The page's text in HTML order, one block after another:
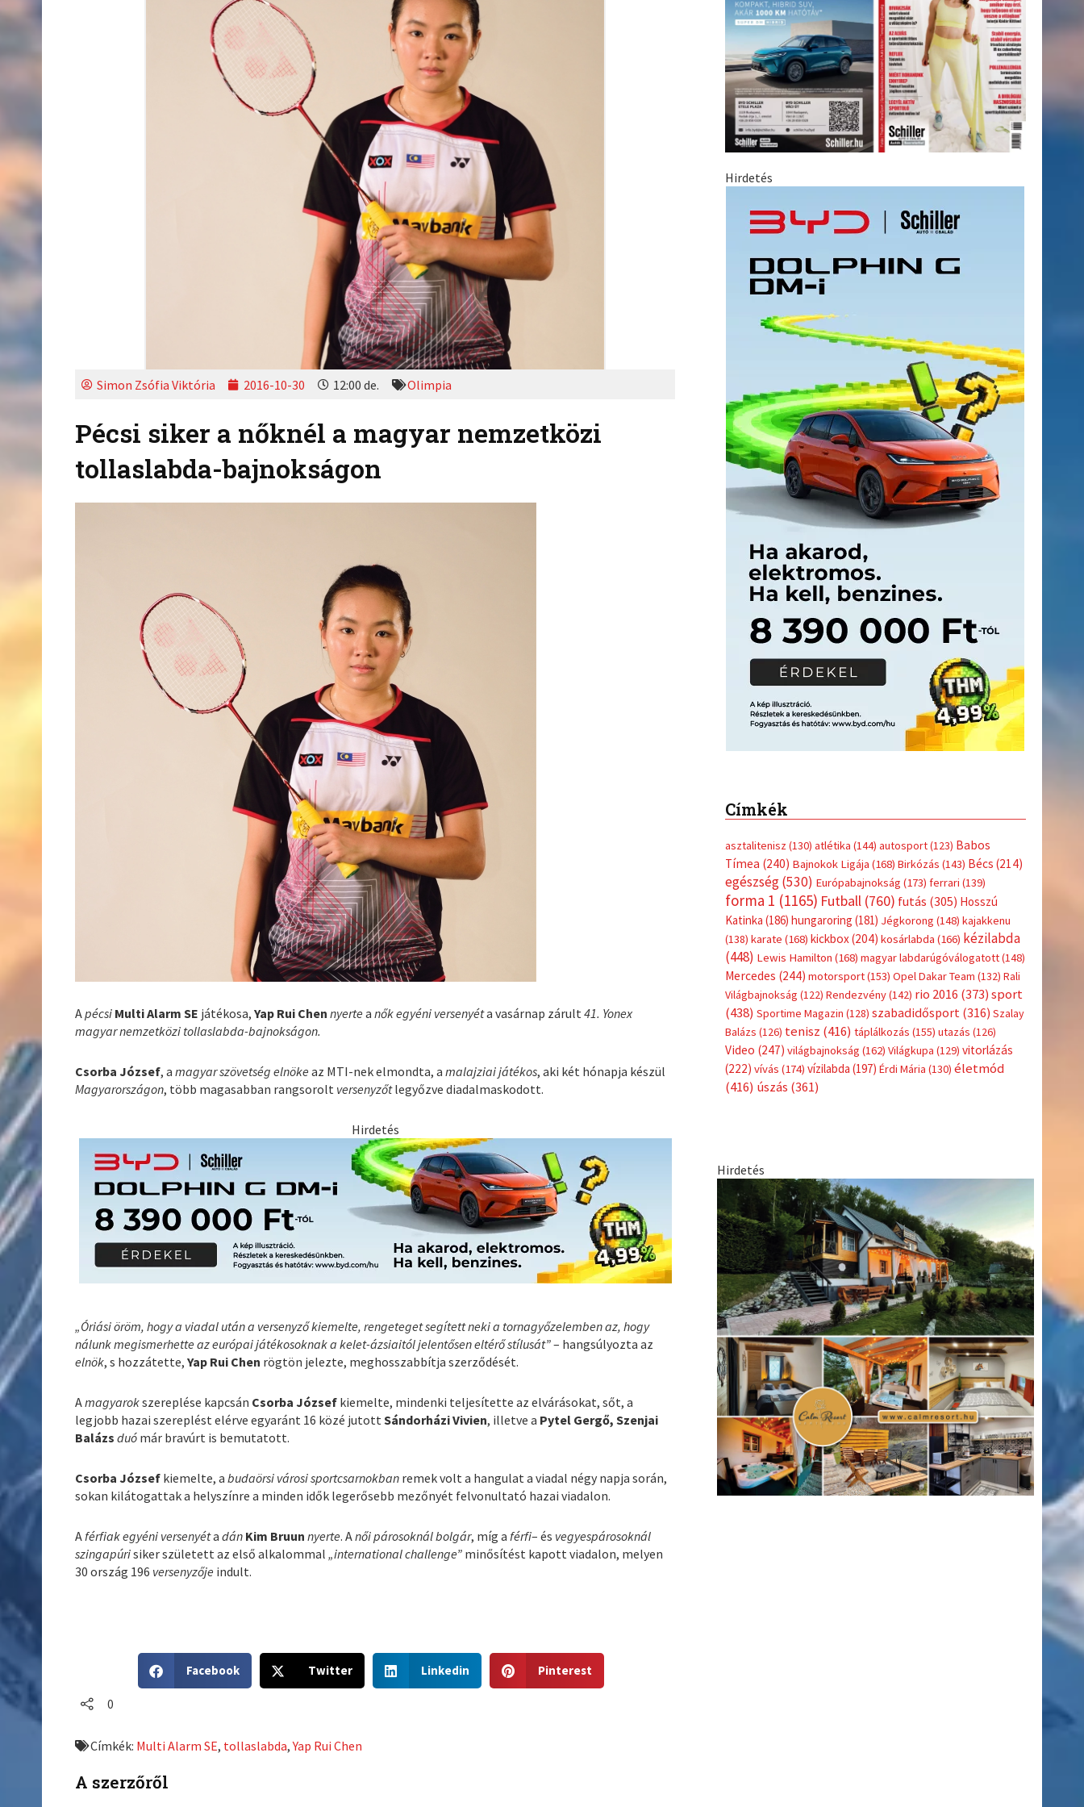
Simon Zsófia Viktória 2016-10-30 12:00 de. Olimpia
Pécsi siker a nőknél a magyar nemzetközi
tollaslabda-bajnokságon
Apécsi Multi Alarm SE játékosa,Yap Rui Chen nyerte anők egyéni versenyéta vasárnap zárult41. Yonex
magyar nemzetközi tollaslabda-bajnokságon.
Csorba József, amagyar szövetség elnöke az MTI-nek elmondta, amalajziai játékos, aki két hónapja készül
Magyarországon, több magasabban rangsorolt versenyzőtlegyőzve diadalmaskodott.
Hirdetés
„Óriási öröm, hogy a viadal után a versenyző kiemelte, rengeteget segített neki a tornagyőzelemben az, hogy
nálunk megismerhette az európai játékosoknak a kelet-ázsiaitól jelentősen eltérő stílusát”– hangsúlyozta az
elnök, s hozzátette,Yap Rui Chen rögtön jelezte, meghosszabbítja szerződését.
Amagyarokszereplése kapcsán Csorba József kiemelte, mindenki teljesítette az elvárásokat, sőt, a
legjobb hazai szereplést elérve egyaránt 16 közé jutottSándorházi Vivien, illetve a Pytel Gergő, Szenjai
Balázs duó már bravúrt is bemutatott.
Csorba József kiemelte, abudaörsi városi sportcsarnokban remek volt a hangulat a viadal négy napja során,
sokan kilátogattak a helyszínre a minden idők legerősebb mezőnyét felvonultató hazai viadalon.
Aférfiak egyéni versenyétadán Kim Bruun nyerte. Anői párosoknál bolgár, míg aférfi– és vegyespárosoknál
szingapúrisiker született az első alkalommal„international challenge” minősítést kapott viadalon, melyen
30 ország 196 versenyzője indult.
h
o
f
Facebook
h
o
Twitter
h
Linkedin
h
Pinterest
0
Címkék: Multi Alarm SE, tollaslabda,Yap Rui Chen
A szerzőről
Hirdetés
Címkék
asztalitenisz (130) atlétika (144) autosport(123) Babos
Tímea (240) Bajnokok Ligája (168) Birkózás (143) Bécs (214)
egészség(530) Európabajnokság (173) ferrari (139)
forma 1 (1165) Futball(760) futás (305) Hosszú
Katinka (186) hungaroring (181) Jégkorong (148) kajakkenu
(138) karate (168) kickbox(204) kosárlabda (166) kézilabda
(448) Lewis Hamilton (168) magyar labdarúgóválogatott(148)
Mercedes (244) motorsport(153) Opel Dakar Team (132) Rali
Világbajnokság (122) Rendezvény(142) rio 2016 (373) sport
(438) Sportime Magazin (128) szabadidősport (316) Szalay
Balázs (126) tenisz (416) táplálkozás (155) utazás (126)
Video (247) világbajnokság (162) Világkupa (129) vitorlázás
(222) vívás (174) vízilabda (197) Érdi Mária (130) életmód
(416) úszás (361)
Hirdetés